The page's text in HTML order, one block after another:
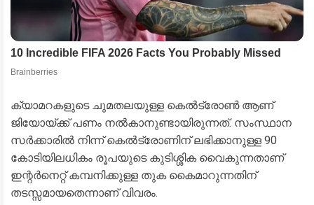
​ക്യാമറകളുടെ ചുമതലയുള്ള കെൽട്രോൺ ആണ്
ജിയോയ്ക്ക് പണം നൽകാനുണ്ടായിരുന്നത്. സംസ്ഥാന
സർക്കാരിൽ നിന്ന് കെൽട്രോണിന് ലഭിക്കാനുള്ള 90
കോടിയിലധികം രൂപയുടെ കുടിശ്ശിക വൈകുന്നതാണ്
ഇന്റർനെറ്റ് കമ്പനിക്കുള്ള തുക കൈമാറുന്നതിന്
തടസ്സമായതെന്നാണ് വിവരം.